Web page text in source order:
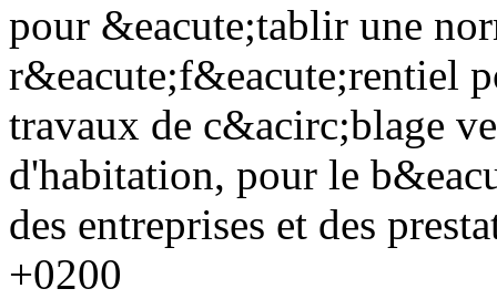
pour &eacute;tablir une
r&eacute;f&eacute;rentiel
travaux de c&acirc;blage
d'habitation, pour le
des entreprises et des
+0200